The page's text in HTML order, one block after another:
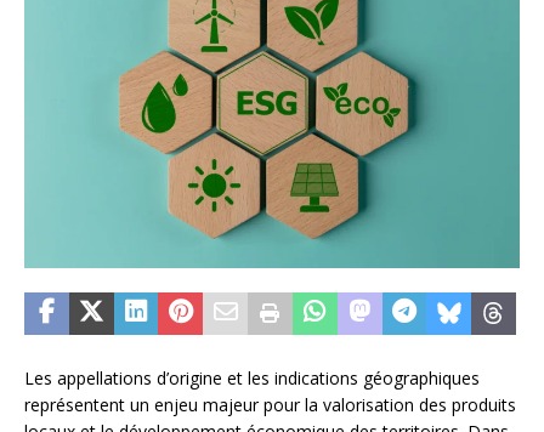
Les appellations d’origine et les indications géographiques
représentent un enjeu majeur pour la valorisation des produits